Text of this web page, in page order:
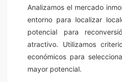
Analizamos el mercado
entorno para localizar
potencial para
atractivo. Utilizamos
económicos para
mayor potencial.